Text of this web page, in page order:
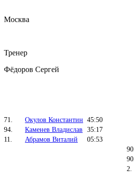
Москва
Тренер
Фёдоров Сергей
71. Окулов Константин 45:50
94.
Каменев Владислав
35:17
11.
Абрамов Виталий
05:53
90.
90.
2.